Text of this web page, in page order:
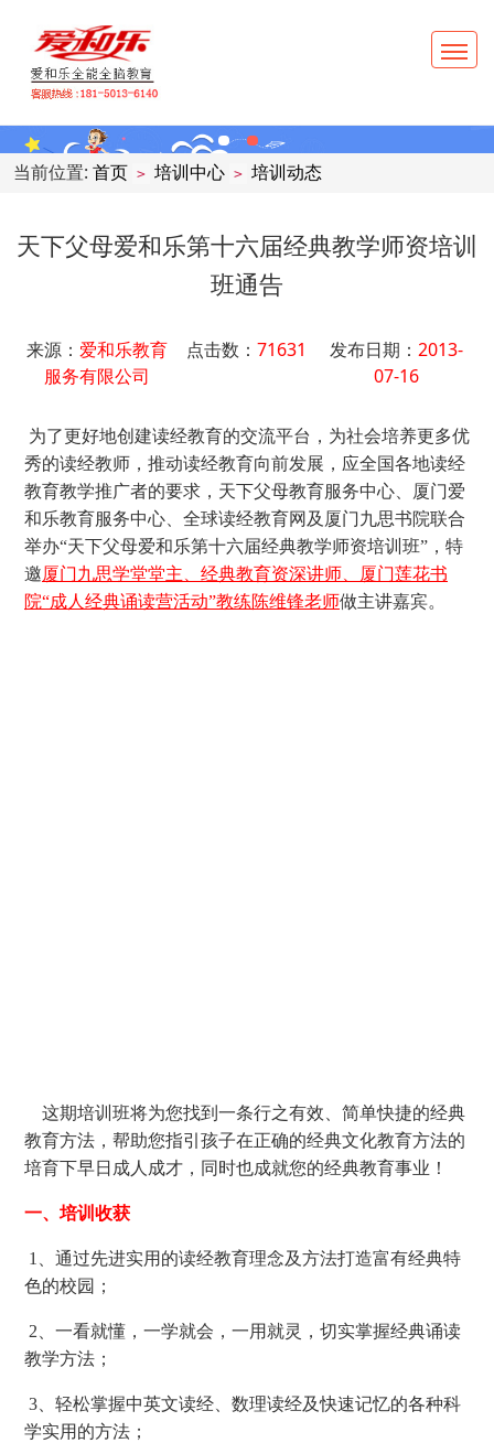
当前位置: 首页 > 培训中心 > 培训动态
天下父母爱和乐第十六届经典教学师资培训
班通告
来源： 爱和乐教育
服务有限公司
点击数：71631 发布日期：2013-
07-16
为了更好地创建读经教育的交流平台，为社会培养更多优
秀的读经教师，推动读经教育向前发展，应全国各地读经
教育教学推广者的要求，天下父母教育服务中心、厦门爱
和乐教育服务中心、全球读经教育网及厦门九思书院联合
举办“天下父母爱和乐第十六届经典教学师资培训班”，特
邀厦门九思学堂堂主、经典教育资深讲师、厦门莲花书
院“成人经典诵读营活动”教练陈维锋老师做主讲嘉宾。
这期培训班将为您找到一条行之有效、简单快捷的经典
教育方法，帮助您指引孩子在正确的经典文化教育方法的
培育下早日成人成才，同时也成就您的经典教育事业！
一、培训收获
1、通过先进实用的读经教育理念及方法打造富有经典特
色的校园；
2、一看就懂，一学就会，一用就灵，切实掌握经典诵读
教学方法；
3、轻松掌握中英文读经、数理读经及快速记忆的各种科
学实用的方法；